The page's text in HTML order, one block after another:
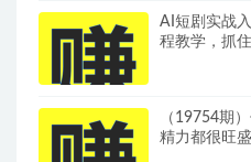
AI短剧实战
程教学，抓
（19754期
精力都很旺